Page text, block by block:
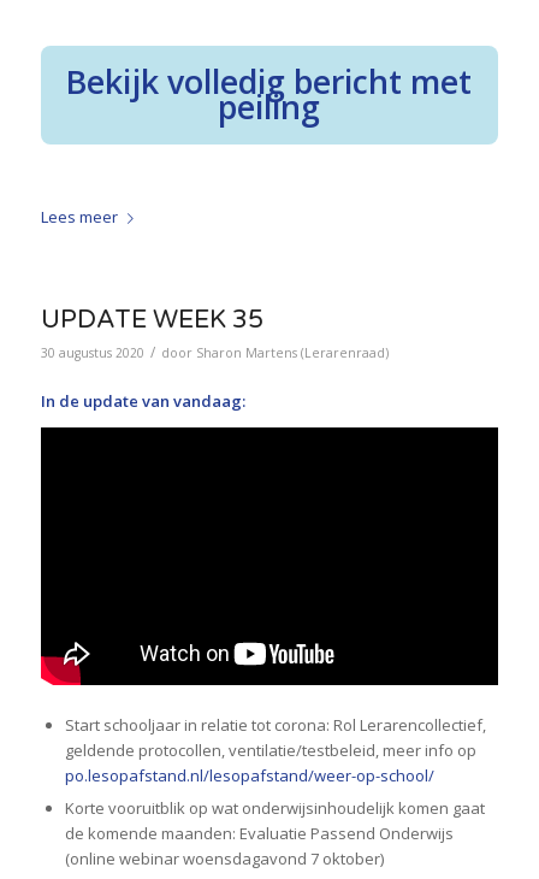
Bekijk volledig bericht met
peiling
Lees meer
UPDATE WEEK 35
30 augustus 2020 / door Sharon Martens (Lerarenraad)
In de update van vandaag:
Start schooljaar in relatie tot corona: Rol Lerarencollectief,
geldende protocollen, ventilatie/testbeleid, meer info op
po.lesopafstand.nl/lesopafstand/weer-op-school/
Korte vooruitblik op wat onderwijsinhoudelijk komen gaat
de komende maanden: Evaluatie Passend Onderwijs
(online webinar woensdagavond 7 oktober)